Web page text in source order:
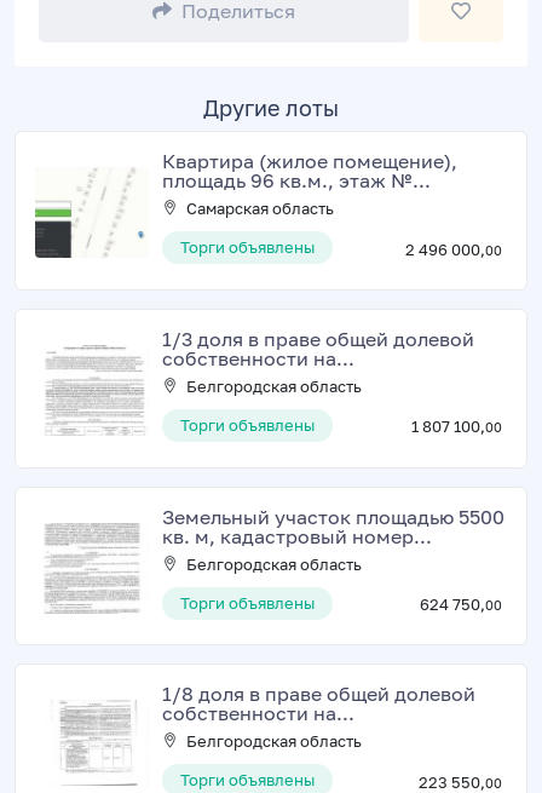
Поделиться
Другие лоты
Квартира (жилое помещение),
площадь 96 кв.м., этаж №...
Самарская область
Торги объявлены
2 496 000,00
1/3 доля в праве общей долевой
собственности на...
Белгородская область
Торги объявлены
1 807 100,00
Земельный участок площадью 5500
кв. м, кадастровый номер...
Белгородская область
Торги объявлены
624 750,00
1/8 доля в праве общей долевой
собственности на...
Белгородская область
Торги объявлены
223 550,00